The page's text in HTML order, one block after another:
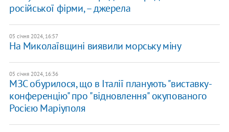
російської фірми, – джерела
05 січня 2024, 16:57
На Миколаївщині виявили морську міну
05 січня 2024, 16:36
МЗС обурилося, що в Італії планують "виставку-
конференцію" про "відновлення" окупованого
Росією Маріуполя